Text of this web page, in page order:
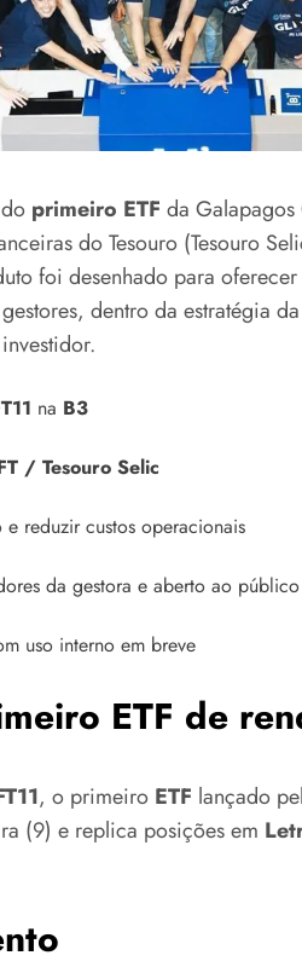
primeiro ETF da
do Tesouro (Tesouro
foi desenhado para
dentro da estratégia
na B3
/ Tesouro Selic
reduzir custos operacionais
da gestora e aberto ao público
uso interno em breve
ETF de
, o primeiro ETF lançado
(9) e replica posições em